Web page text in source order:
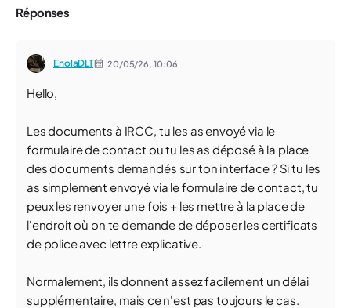
Réponses
EnolaDLT 20/05/26, 10:06
Hello,
Les documents à IRCC, tu les as envoyé via le
formulaire de contact ou tu les as déposé à la place
des documents demandés sur ton interface ? Si tu les
as simplement envoyé via le formulaire de contact, tu
peux les renvoyer une fois + les mettre à la place de
l'endroit où on te demande de déposer les certificats
de police avec lettre explicative.
Normalement, ils donnent assez facilement un délai
supplémentaire, mais ce n'est pas toujours le cas.